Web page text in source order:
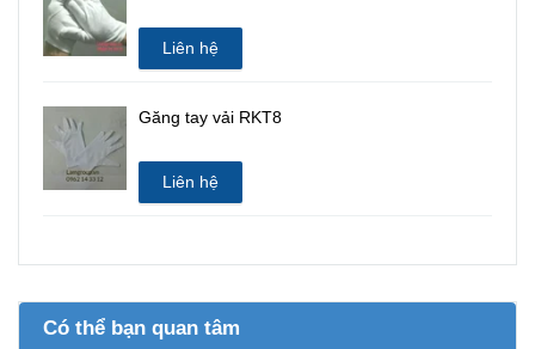
Liên hệ
Găng tay vải RKT8
Liên hệ
Có thể bạn quan tâm